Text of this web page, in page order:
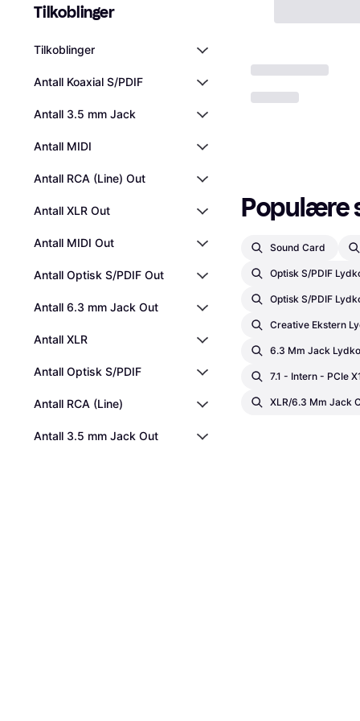
Tilkoblinger
Tilkoblinger
Antall Koaxial S/PDIF
Antall 3.5 mm Jack
Antall MIDI
Antall RCA (Line) Out
Antall XLR Out
Antall MIDI Out
Antall Optisk S/PDIF Out
Antall 6.3 mm Jack Out
Antall XLR
Antall Optisk S/PDIF
Antall RCA (Line)
Antall 3.5 mm Jack Out
Populære
Sound Card
Optisk S/PDIF
Optisk S/PDIF
Creative Ekstern
6.3 Mm Jack
7.1 - Intern - PCIe
XLR/6.3 Mm Jack